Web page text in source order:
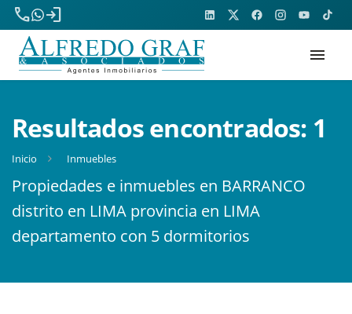
phone
login
menu
Resultados encontrados: 1
Inicio Inmuebles
Propiedades e inmuebles en BARRANCO
distrito en LIMA provincia en LIMA
departamento con 5 dormitorios